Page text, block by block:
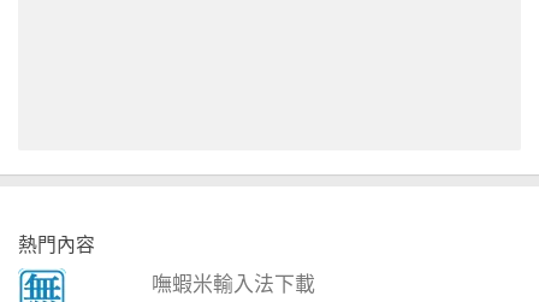
熱門內容
嘸蝦米輸入法下載